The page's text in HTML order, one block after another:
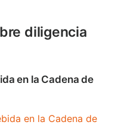
diligencia
en la Cadena de
en la Cadena de